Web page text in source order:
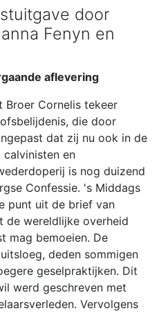
door
Fenyn en
aflevering
Broer Cornelis tekeer
die door
dat zij nu ook in de
calvinisten en
is nog duizend
Confessie. 's Middags
punt uit de brief van
de wereldlijke overheid
mag bemoeien. De
deden sommigen
geselpraktijken. Dit
werd geschreven met
Vervolgens